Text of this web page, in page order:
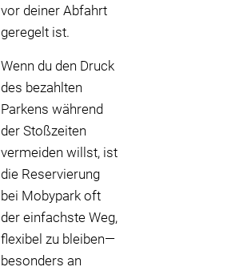
vor deiner Abfahrt
geregelt ist.
Wenn du den Druck
des bezahlten
Parkens während
der Stoßzeiten
vermeiden willst, ist
die Reservierung
bei Mobypark oft
der einfachste Weg,
flexibel zu bleiben—
besonders an